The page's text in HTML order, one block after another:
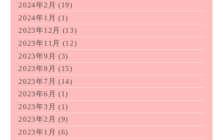
2024年2月 (19)
2024年1月 (1)
2023年12月
(13)
2023年11月
(12)
2023年9月 (3)
2023年8月 (15)
2023年7月 (14)
2023年6月 (1)
2023年3月 (1)
2023年2月 (9)
2023年1月 (6)